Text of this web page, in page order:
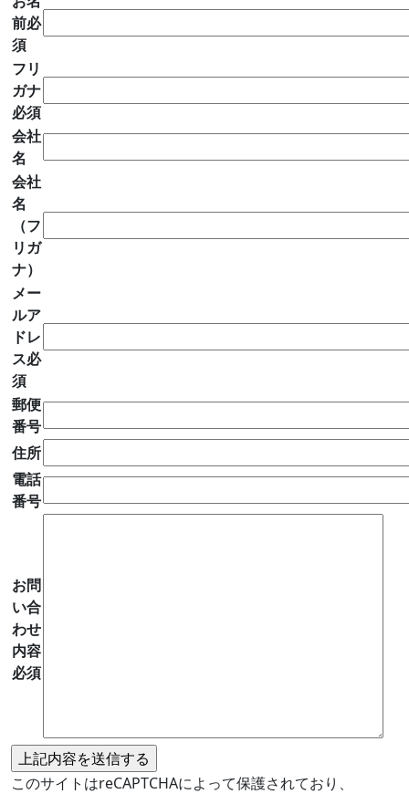
前必
須
フリ
ガナ
必須
会社
名
会社
名
（フ
リガ
ナ）
メー
ルア
ドレ
ス必
須
郵便
番号
住所
電話
番号
お問
い合
わせ
内容
必須
このサイトはreCAPTCHAによって保護されており、